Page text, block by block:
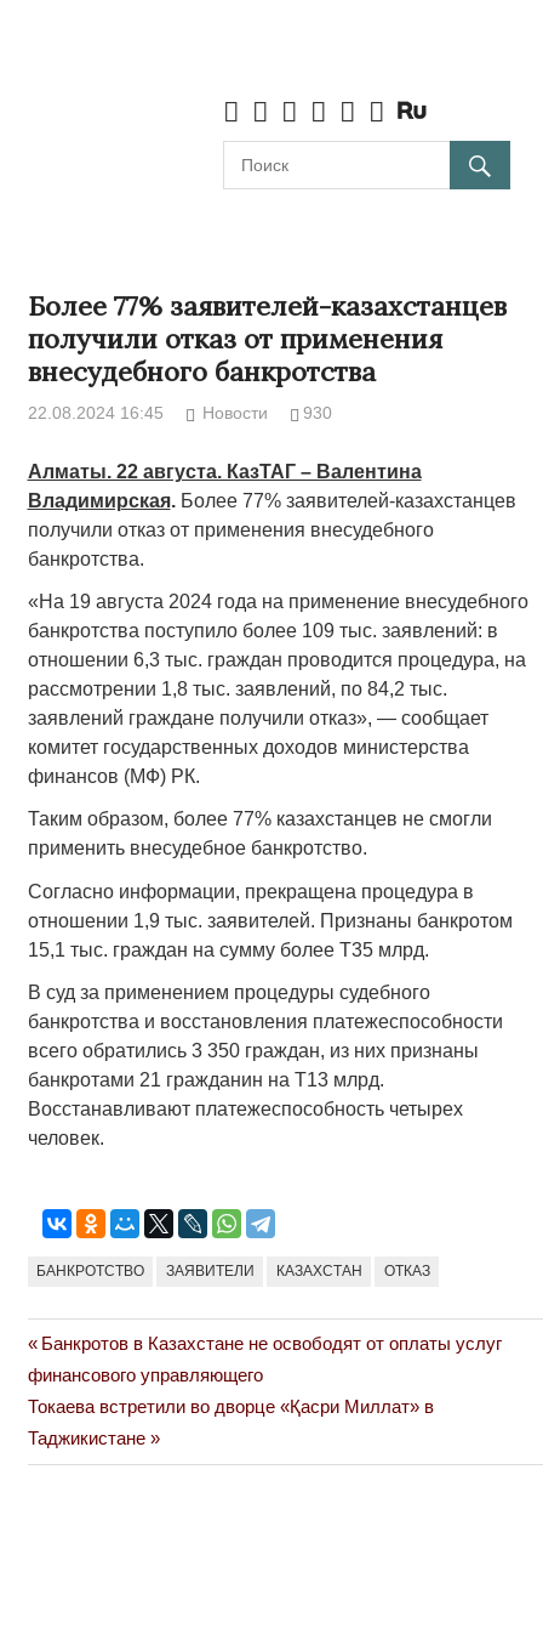
Более 77% заявителей-казахстанцев
получили отказ от применения
внесудебного банкротства
22.08.2024 16:45 Новости 930
Алматы. 22 августа. КазТАГ – Валентина
Владимирская. Более 77% заявителей-казахстанцев
получили отказ от применения внесудебного
банкротства.
«На 19 августа 2024 года на применение внесудебного
банкротства поступило более 109 тыс. заявлений: в
отношении 6,3 тыс. граждан проводится процедура, на
рассмотрении 1,8 тыс. заявлений, по 84,2 тыс.
заявлений граждане получили отказ», — сообщает
комитет государственных доходов министерства
финансов (МФ) РК.
Таким образом, более 77% казахстанцев не смогли
применить внесудебное банкротство.
Согласно информации, прекращена процедура в
отношении 1,9 тыс. заявителей. Признаны банкротом
15,1 тыс. граждан на сумму более Т35 млрд.
В суд за применением процедуры судебного
банкротства и восстановления платежеспособности
всего обратились 3 350 граждан, из них признаны
банкротами 21 гражданин на Т13 млрд.
Восстанавливают платежеспособность четырех
человек.
БАНКРОТСТВО ЗАЯВИТЕЛИ КАЗАХСТАН ОТКАЗ
Навигация
по
записям
Previous
Post:
Банкротов в Казахстане не освободят от оплаты услуг
финансового управляющего
Next
Post:
Токаева встретили во дворце «Қасри Миллат» в
Таджикистане